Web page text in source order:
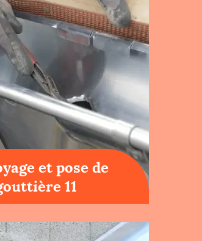
et pose de
11